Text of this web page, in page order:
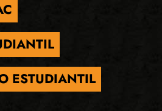
ESTUDIANTIL